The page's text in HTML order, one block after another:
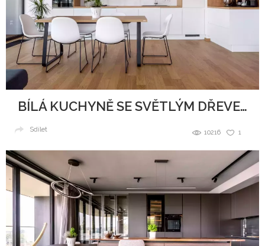
BÍLÁ KUCHYNĚ SE SVĚTLÝM DŘEVEM
1
10216
Sdílet